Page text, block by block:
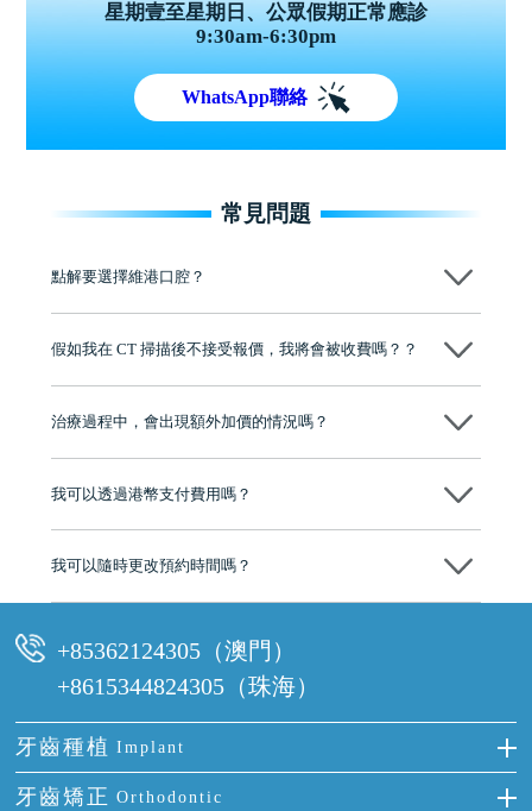
星期壹至星期日、公眾假期正常應診
9:30am-6:30pm
WhatsApp聯絡
常見問題
點解要選擇維港口腔？
牌」、「2025香港企業領袖品牌」，是諾貝爾種植系統全球放心植牙中
至今已服務超過三十個國家和地區的顧客，受到粵港澳大灣區及周邊城
有咨詢及服務保障中心，有任何問題都可以隨時預約免費咨詢，讓人十
假如我在 CT 掃描後不接受報價，我將會被收費嗎？？
治療過程中，會出現額外加價的情況嗎？
我可以透過港幣支付費用嗎？
可以。維港口腔會按照當日匯率轉算收取費用，而匯率會及時告知客人
我可以隨時更改預約時間嗎？
+85362124305（澳門）
+8615344824305（珠海）
牙齒種植 Implant
種牙
牙齒矯正 Orthodontic